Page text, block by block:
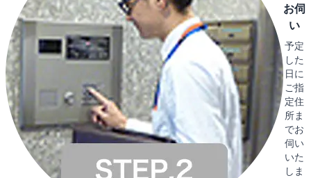
お伺
い
予定
した
日に
ご指
定住
所ま
でお
伺い
いた
しま